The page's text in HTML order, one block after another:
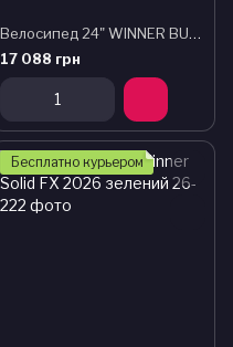
Велосипед 24" WINNER BULLET 2025 желтый
17 088 грн
Бесплатно курьером